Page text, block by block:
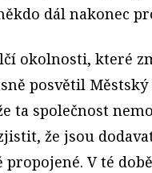
dál nakonec
okolnosti, které
posvětil Městský
ta společnost
že jsou
propojené. V té